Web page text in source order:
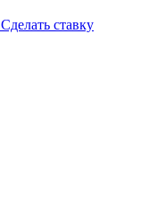
Сделать ставку